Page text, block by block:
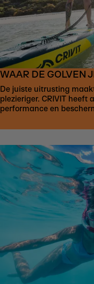
WAAR DE GOLVEN
De juiste uitrusting
plezieriger. CRIVIT heeft
performance en